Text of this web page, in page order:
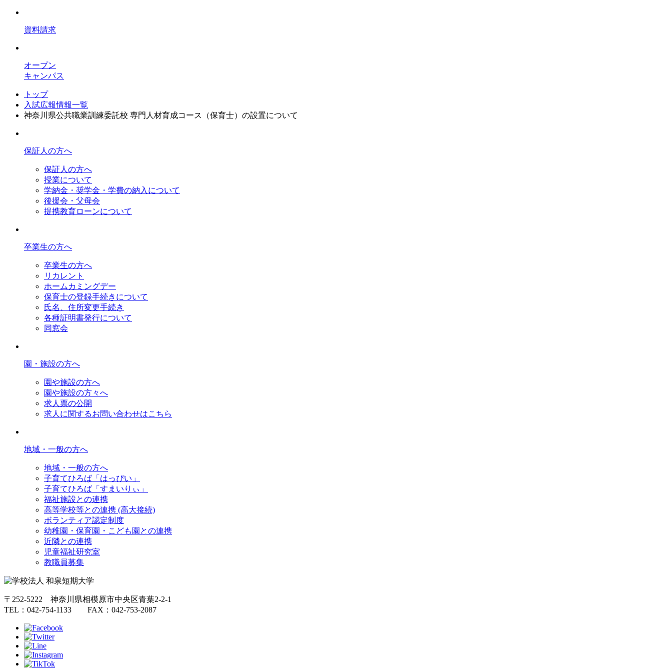
資料請求
オープン
キャンパス
トップ
入試広報情報一覧
神奈川県公共職業訓練委託校 専門人材育成コース（保育士）の設置について
保証人の方へ
保証人の方へ
授業について
学納金・奨学金・学費の納入について
後援会・父母会
提携教育ローンについて
卒業生の方へ
卒業生の方へ
リカレント
ホームカミングデー
保育士の登録手続きについて
氏名、住所変更手続き
各種証明書発行について
同窓会
園・施設の方へ
園や施設の方へ
園や施設の方々へ
求人票の公開
求人に関するお問い合わせはこちら
地域・一般の方へ
地域・一般の方へ
子育てひろば「はっぴい」
子育てひろば「すまいりぃ」
福祉施設との連携
高等学校等との連携 (高大接続)
ボランティア認定制度
幼稚園・保育園・こども園との連携
近隣との連携
児童福祉研究室
教職員募集
〒252-5222 神奈川県相模原市中央区青葉2-2-1
TEL：042-754-1133 FAX：042-753-2087